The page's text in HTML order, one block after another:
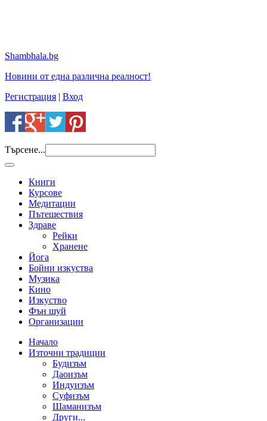
Shambhala.bg
Новини от една различна реалност!
Регистрация | Вход
Търсене...
Книги
Курсове
Медитации
Пътешествия
Здраве
Рейки
Хранене
Йога
Бойни изкуства
Музика
Кино
Изкуство
Фън шуй
Организации
Начало
Източни традиции
Будизъм
Даоизъм
Индуизъм
Суфизъм
Шаманизъм
Други...